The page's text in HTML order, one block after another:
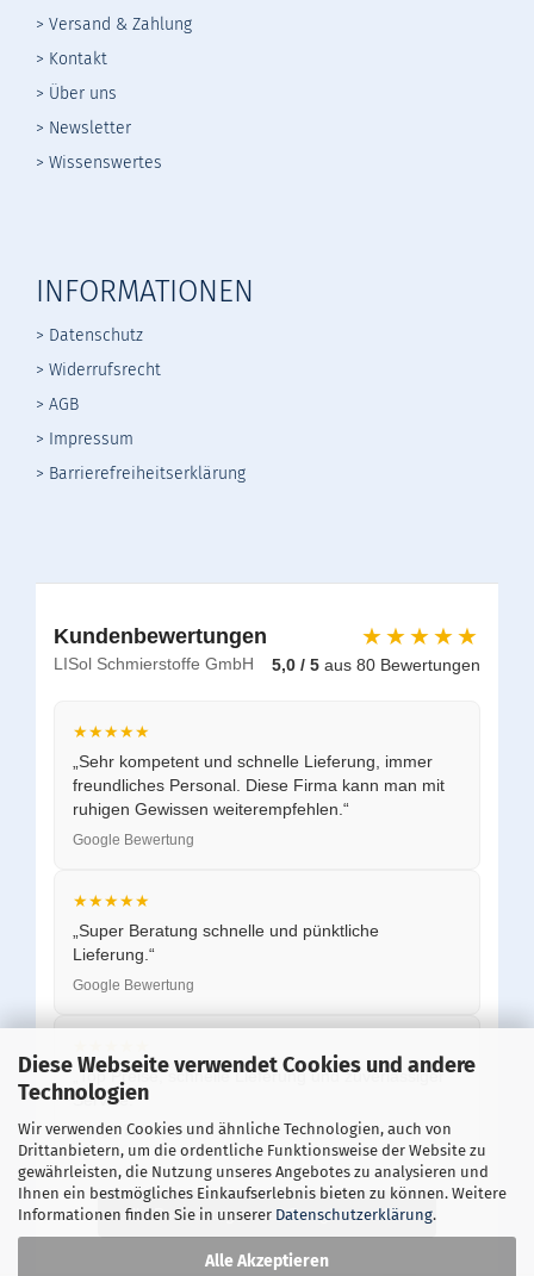
Diese Webseite verwendet Cookies und andere
Technologien
Wir verwenden Cookies und ähnliche Technologien, auch von
Drittanbietern, um die ordentliche Funktionsweise der Website zu
gewährleisten, die Nutzung unseres Angebotes zu analysieren und
Ihnen ein bestmögliches Einkaufserlebnis bieten zu können. Weitere
Informationen finden Sie in unserer Datenschutzerklärung.
Alle Akzeptieren
> Versand & Zahlung
> Kontakt
> Über uns
> Newsletter
> Wissenswertes
INFORMATIONEN
> Datenschutz
> Widerrufsrecht
> AGB
> Impressum
> Barrierefreiheitserklärung
Kundenbewertungen
LISol Schmierstoffe GmbH
★★★★★
5,0 / 5 aus 80 Bewertungen
★★★★★
„Sehr kompetent und schnelle Lieferung, immer
freundliches Personal. Diese Firma kann man mit
ruhigen Gewissen weiterempfehlen.“
Google Bewertung
★★★★★
„Super Beratung schnelle und pünktliche
Lieferung.“
Google Bewertung
„Top Preise, schnelle Lieferung und zuverlässiger
Service.“
Google Bewertung
Alle Bewertungen auf Google ansehen